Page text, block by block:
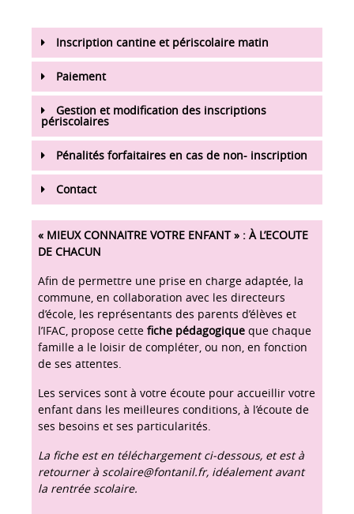
Inscription cantine et périscolaire matin
Paiement
Gestion et modification des inscriptions
périscolaires
Pénalités forfaitaires en cas de non- inscription
Contact
« MIEUX CONNAITRE VOTRE ENFANT » : À L’ECOUTE
DE CHACUN
Afin de permettre une prise en charge adaptée, la
commune, en collaboration avec les directeurs
d’école, les représentants des parents d’élèves et
l’IFAC, propose cette fiche pédagogique que chaque
famille a le loisir de compléter, ou non, en fonction
de ses attentes.
Les services sont à votre écoute pour accueillir votre
enfant dans les meilleures conditions, à l’écoute de
ses besoins et ses particularités.
La fiche est en téléchargement ci-dessous, et est à
retourner à scolaire@fontanil.fr, idéalement avant
la rentrée scolaire.